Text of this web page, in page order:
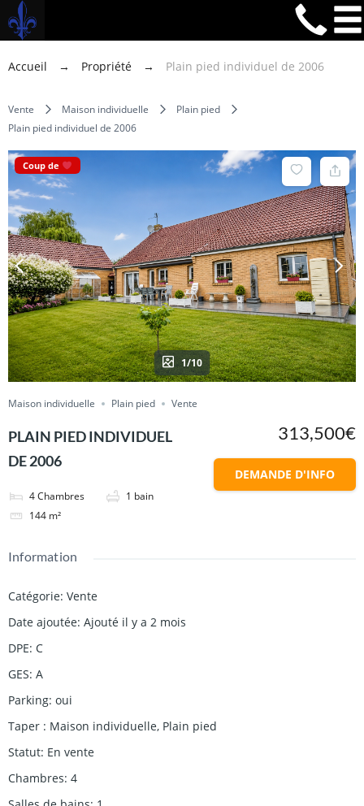
Accueil → Propriété → Plain pied individuel de 2006
Vente Maison individuelle
Plain pied
Plain pied individuel de 2006
Coup de
1/10
Maison individuelle Plain pied Vente
PLAIN PIED INDIVIDUEL
DE 2006
4Chambres 1 bain
144 m²
313,500€
DEMANDE D'INFO
Information
Catégorie: Vente
Date ajoutée: Ajouté il y a 2 mois
DPE: C
GES: A
Parking: oui
Taper : Maison individuelle, Plain pied
Statut: En vente
Chambres: 4